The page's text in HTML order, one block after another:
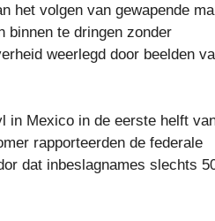
het volgen van gewapende
binnen te dringen zonder
weerlegd door beelden
in Mexico in de eerste helft
rapporteerden de federale
dat inbeslagnames slechts